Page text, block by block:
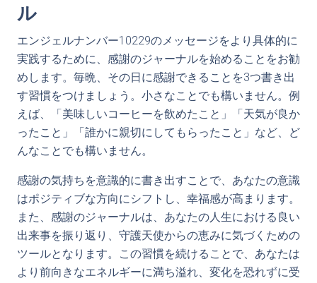
ル
エンジェルナンバー10229のメッセージをより具体的に
実践するために、感謝のジャーナルを始めることをお勧
めします。毎晩、その日に感謝できることを3つ書き出
す習慣をつけましょう。小さなことでも構いません。例
えば、「美味しいコーヒーを飲めたこと」「天気が良か
ったこと」「誰かに親切にしてもらったこと」など、ど
んなことでも構いません。
感謝の気持ちを意識的に書き出すことで、あなたの意識
はポジティブな方向にシフトし、幸福感が高まります。
また、感謝のジャーナルは、あなたの人生における良い
出来事を振り返り、守護天使からの恵みに気づくための
ツールとなります。この習慣を続けることで、あなたは
より前向きなエネルギーに満ち溢れ、変化を恐れずに受